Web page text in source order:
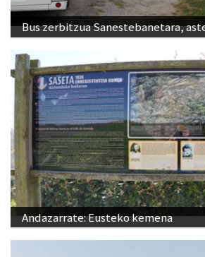
Bus zerbitzua Sanestebanetara,
Andazarrate: Eusteko kemena